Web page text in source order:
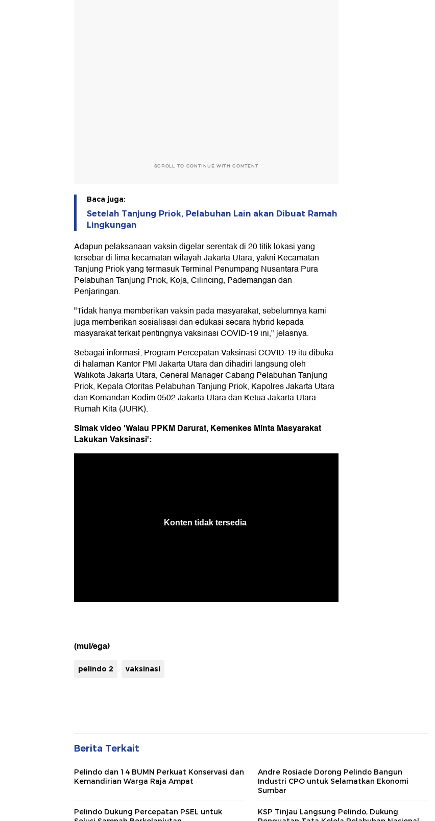
SCROLL TO CONTINUE WITH CONTENT
Baca juga:
Setelah Tanjung Priok, Pelabuhan Lain akan Dibuat Ramah
Lingkungan
Adapun pelaksanaan vaksin digelar serentak di 20 titik lokasi yang
tersebar di lima kecamatan wilayah Jakarta Utara, yakni Kecamatan
Tanjung Priok yang termasuk Terminal Penumpang Nusantara Pura
Pelabuhan Tanjung Priok, Koja, Cilincing, Pademangan dan
Penjaringan.
"Tidak hanya memberikan vaksin pada masyarakat, sebelumnya kami
juga memberikan sosialisasi dan edukasi secara hybrid kepada
masyarakat terkait pentingnya vaksinasi COVID-19 ini," jelasnya.
Sebagai informasi, Program Percepatan Vaksinasi COVID-19 itu dibuka
di halaman Kantor PMI Jakarta Utara dan dihadiri langsung oleh
Walikota Jakarta Utara, General Manager Cabang Pelabuhan Tanjung
Priok, Kepala Otoritas Pelabuhan Tanjung Priok, Kapolres Jakarta Utara
dan Komandan Kodim 0502 Jakarta Utara dan Ketua Jakarta Utara
Rumah Kita (JURK).
Simak video 'Walau PPKM Darurat, Kemenkes Minta Masyarakat
Lakukan Vaksinasi':
(mul/ega)
pelindo 2 vaksinasi
Berita Terkait
Pelindo dan 14 BUMN Perkuat Konservasi dan
Kemandirian Warga Raja Ampat
Andre Rosiade Dorong Pelindo Bangun
Industri CPO untuk Selamatkan Ekonomi
Sumbar
Pelindo Dukung Percepatan PSEL untuk
KSP Tinjau Langsung Pelindo, Dukung